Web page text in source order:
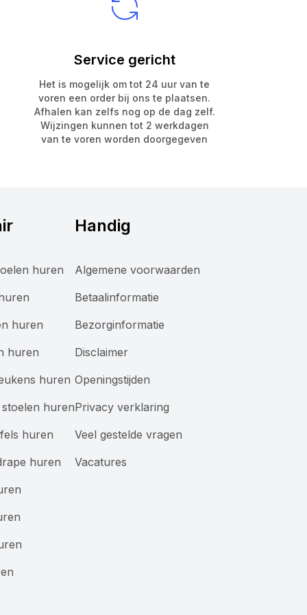
Service gericht
Het is mogelijk om tot 24 uur van te
voren een order bij ons te plaatsen.
Afhalen kan zelfs nog op de dag zelf.
Wijzingen kunnen tot 2 werkdagen
van te voren worden doorgegeven
huren
huren
huren
huren
huren
huren
huren
Handig
Algemene voorwaarden
Betaalinformatie
Bezorginformatie
Disclaimer
Openingstijden
Privacy verklaring
Veel gestelde vragen
Vacatures